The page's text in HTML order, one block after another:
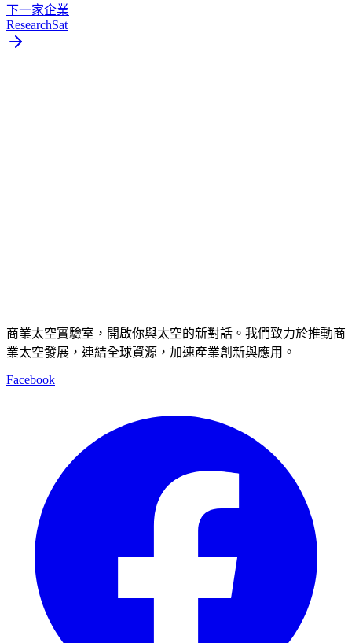
下一家企業
ResearchSat
商業太空實驗室，開啟你與太空的新對話。我們致力於推動商
業太空發展，連結全球資源，加速產業創新與應用。
Facebook